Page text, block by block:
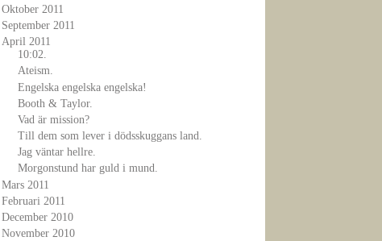
Oktober 2011
September 2011
April 2011
10:02.
Ateism.
Engelska engelska engelska!
Booth & Taylor.
Vad är mission?
Till dem som lever i dödsskuggans land.
Jag väntar hellre.
Morgonstund har guld i mund.
Mars 2011
Februari 2011
December 2010
November 2010